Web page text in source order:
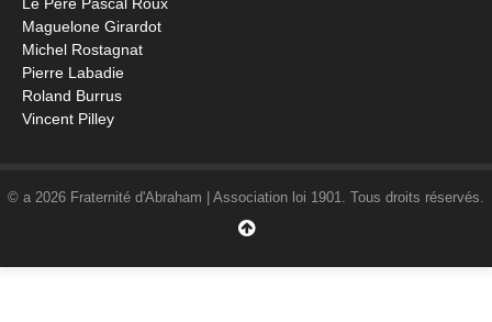
Maguelone Girardot
Michel Rostagnat
Pierre Labadie
Roland Burrus
Vincent Pilley
© a 2026 Fraternité d'Abraham | Association loi 1901. Tous droits réservés.